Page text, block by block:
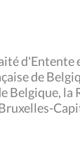
d'Entente
de
Belgique, la